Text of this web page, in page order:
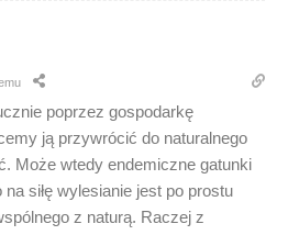
poprzez gospodarkę
ją przywrócić do naturalnego
Może wtedy endemiczne gatunki
siłę wylesianie jest po prostu
z naturą. Raczej z